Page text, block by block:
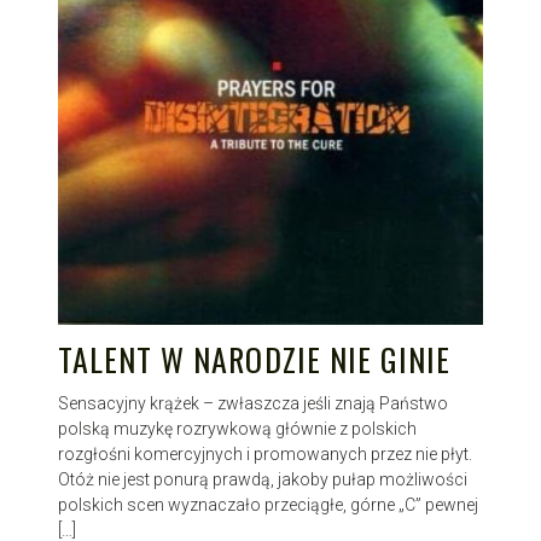
TALENT W NARODZIE NIE GINIE
Sensacyjny krążek – zwłaszcza jeśli znają Państwo
polską muzykę rozrywkową głównie z polskich
rozgłośni komercyjnych i promowanych przez nie płyt.
Otóż nie jest ponurą prawdą, jakoby pułap możliwości
polskich scen wyznaczało przeciągłe, górne „C” pewnej
[…]